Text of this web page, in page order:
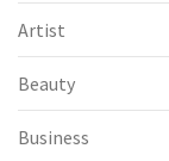
Artist
Beauty
Business